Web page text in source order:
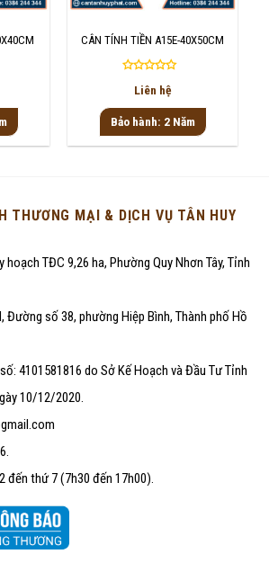
CÂN TÍNH TIỀN A15E-40X50CM
Được
hạng
0
5
Liên hệ
Bảo hành: 2 Năm
THƯƠNG MẠI & DỊCH VỤ TÂN HUY
hoạch TĐC 9,26 ha, Phường Quy Nhơn Tây, Tỉnh
Đường số 38, phường Hiệp Bình, Thành phố Hồ
4101581816 do Sở Kế Hoạch và Đầu Tư Tỉnh
10/12/2020.
đến thứ 7 (7h30 đến 17h00).